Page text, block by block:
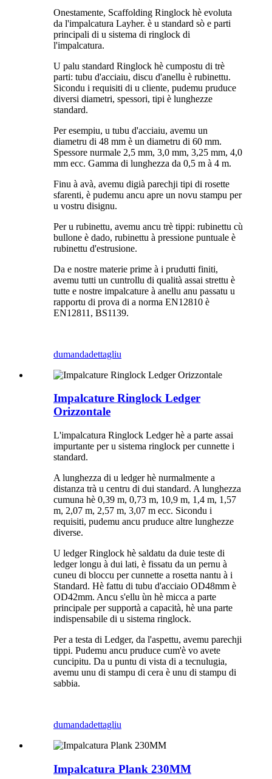
Onestamente, Scaffolding Ringlock hè evoluta
da l'impalcatura Layher. è u standard sò e parti
principali di u sistema di ringlock di
l'impalcatura.
U palu standard Ringlock hè cumpostu di trè
parti: tubu d'acciaiu, discu d'anellu è rubinettu.
Sicondu i requisiti di u cliente, pudemu pruduce
diversi diametri, spessori, tipi è lunghezze
standard.
Per esempiu, u tubu d'acciaiu, avemu un
diametru di 48 mm è un diametru di 60 mm.
Spessore nurmale 2,5 mm, 3,0 mm, 3,25 mm, 4,0
mm ecc. Gamma di lunghezza da 0,5 m à 4 m.
Finu à avà, avemu digià parechji tipi di rosette
sfarenti, è pudemu ancu apre un novu stampu per
u vostru disignu.
Per u rubinettu, avemu ancu trè tippi: rubinettu cù
bullone è dado, rubinettu à pressione puntuale è
rubinettu d'estrusione.
Da e nostre materie prime à i prudutti finiti,
avemu tutti un cuntrollu di qualità assai strettu è
tutte e nostre impalcature à anellu anu passatu u
rapportu di prova di a norma EN12810 è
EN12811, BS1139.
dumandadettagliu
Impalcature Ringlock Ledger
Orizzontale
L'impalcatura Ringlock Ledger hè a parte assai
impurtante per u sistema ringlock per cunnette i
standard.
A lunghezza di u ledger hè nurmalmente a
distanza trà u centru di dui standard. A lunghezza
cumuna hè 0,39 m, 0,73 m, 10,9 m, 1,4 m, 1,57
m, 2,07 m, 2,57 m, 3,07 m ecc. Sicondu i
requisiti, pudemu ancu pruduce altre lunghezze
diverse.
U ledger Ringlock hè saldatu da duie teste di
ledger longu à dui lati, è fissatu da un pernu à
cuneu di bloccu per cunnette a rosetta nantu à i
Standard. Hè fattu di tubu d'acciaio OD48mm è
OD42mm. Ancu s'ellu ùn hè micca a parte
principale per supportà a capacità, hè una parte
indispensabile di u sistema ringlock.
Per a testa di Ledger, da l'aspettu, avemu parechji
tippi. Pudemu ancu pruduce cum'è vo avete
cuncipitu. Da u puntu di vista di a tecnulugia,
avemu unu di stampu di cera è unu di stampu di
sabbia.
dumandadettagliu
Impalcatura Plank 230MM